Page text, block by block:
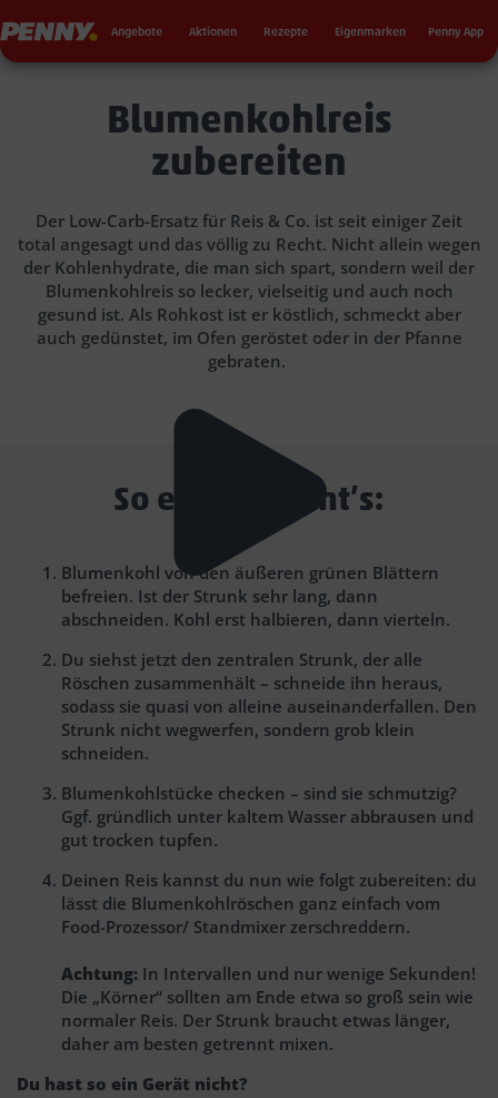
Penny Angebote Aktionen Rezepte Eigenmarken Penny App
Blumenkohlreis
zubereiten
Der Low-Carb-Ersatz für Reis & Co. ist seit einiger Zeit
total angesagt und das völlig zu Recht. Nicht allein wegen
der Kohlenhydrate, die man sich spart, sondern weil der
Blumenkohlreis so lecker, vielseitig und auch noch
gesund ist. Als Rohkost ist er köstlich, schmeckt aber
auch gedünstet, im Ofen geröstet oder in der Pfanne
gebraten.
So einfach geht’s:
Blumenkohl von den äußeren grünen Blättern
befreien. Ist der Strunk sehr lang, dann
abschneiden. Kohl erst halbieren, dann vierteln.
Du siehst jetzt den zentralen Strunk, der alle
Röschen zusammenhält – schneide ihn heraus,
sodass sie quasi von alleine auseinanderfallen. Den
Strunk nicht wegwerfen, sondern grob klein
schneiden.
Blumenkohlstücke checken – sind sie schmutzig?
Ggf. gründlich unter kaltem Wasser abbrausen und
gut trocken tupfen.
Deinen Reis kannst du nun wie folgt zubereiten: du
lässt die Blumenkohlröschen ganz einfach vom
Food-Prozessor/ Standmixer zerschreddern.
Achtung: In Intervallen und nur wenige Sekunden!
Die „Körner“ sollten am Ende etwa so groß sein wie
normaler Reis. Der Strunk braucht etwas länger,
daher am besten getrennt mixen.
Du hast so ein Gerät nicht?